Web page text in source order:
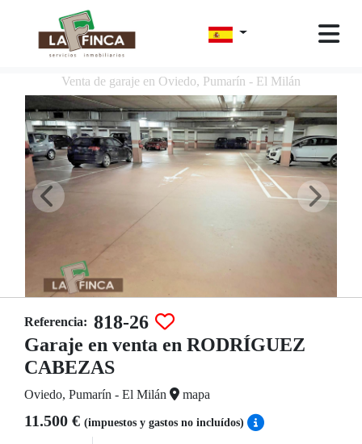
Venta de garaje en Oviedo, Pumarín - El Milán
Referencia: 818-26
Garaje en venta en RODRÍGUEZ
CABEZAS
Oviedo, Pumarín - El Milán mapa
11.500 € (impuestos y gastos no incluídos)